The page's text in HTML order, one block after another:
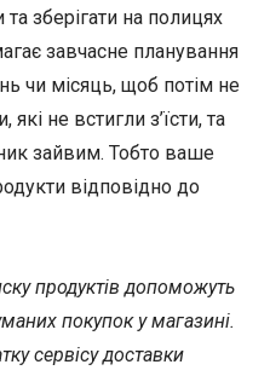
зберігати на полицях
завчасне планування
чи місяць, щоб потім не
не встигли з’їсти, та
зайвим. Тобто ваше
відповідно до
продуктів допоможуть
покупок у магазині.
сервісу доставки